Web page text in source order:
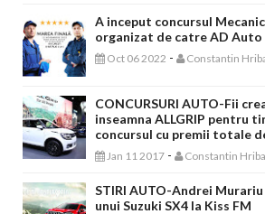
A inceput concursul
organizat de catre AD
Oct 06 2022 - Constantin
CONCURSURI AUTO-Fii
inseamna ALLGRIP pentru
concursul cu premii totale
Jan 11 2017 - Constantin
STIRI AUTO-Andrei
unui Suzuki SX4 la Kiss FM